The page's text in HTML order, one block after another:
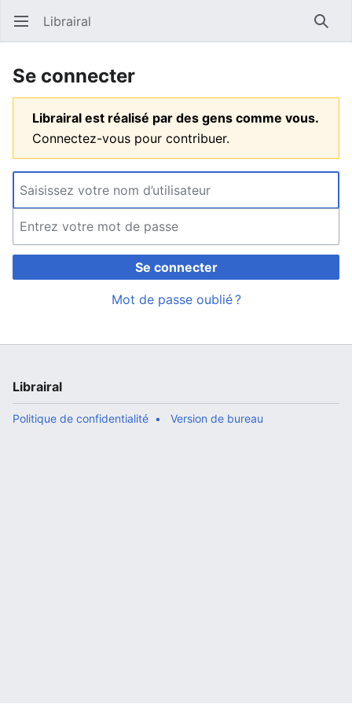
Ouvrir le menu principal Librairal
Se connecter
Librairal est réalisé par des gens comme vous.
Connectez-vous pour contribuer.
Se connecter
Mot de passe oublié ?
Librairal
Politique de confidentialité Version de bureau